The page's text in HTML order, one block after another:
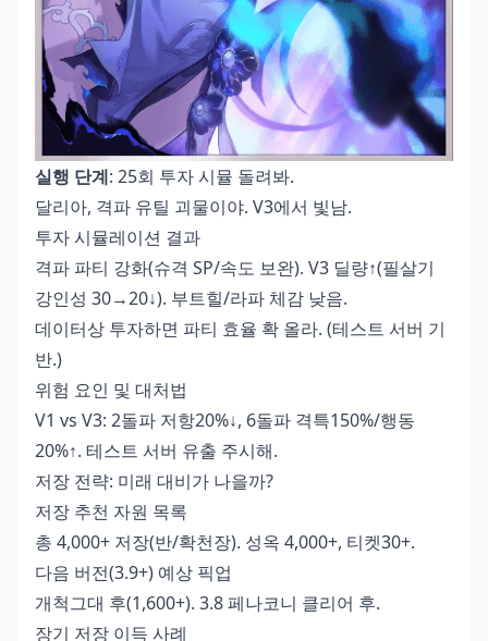
실행 단계: 25회 투자 시뮬 돌려봐.
달리아, 격파 유틸 괴물이야. V3에서 빛남.
투자 시뮬레이션 결과
격파 파티 강화(슈격 SP/속도 보완). V3 딜량↑(필살기
강인성 30→20↓). 부트힐/라파 체감 낮음.
데이터상 투자하면 파티 효율 확 올라. (테스트 서버 기
반.)
위험 요인 및 대처법
V1 vs V3: 2돌파 저항20%↓, 6돌파 격특150%/행동
20%↑. 테스트 서버 유출 주시해.
저장 전략: 미래 대비가 나을까?
저장 추천 자원 목록
총 4,000+ 저장(반/확천장). 성옥 4,000+, 티켓30+.
다음 버전(3.9+) 예상 픽업
개척그대 후(1,600+). 3.8 페나코니 클리어 후.
장기 저장 이득 사례